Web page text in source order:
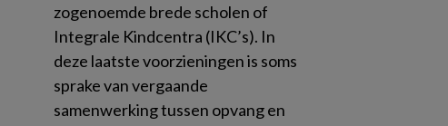
zogenoemde brede scholen of
Integrale Kindcentra (IKC’s). In
deze laatste voorzieningen is soms
sprake van vergaande
samenwerking tussen opvang en